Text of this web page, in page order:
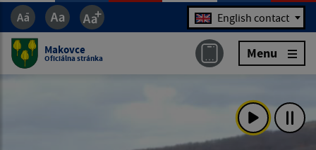
Jazyk English contact
Makovce
Oficiálna stránka Menu